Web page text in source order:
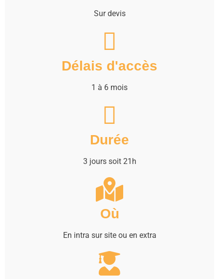
Sur devis
Délais d'accès
1 à 6 mois
Durée
3 jours soit 21h
Où
En intra sur site ou en extra